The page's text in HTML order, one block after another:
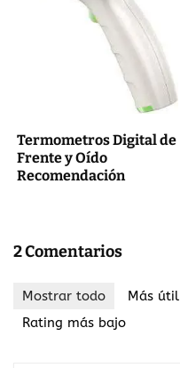
Termometros Digital de
Frente y Oído
Recomendación
2 Comentarios
Mostrar todo Más útil
Rating más bajo